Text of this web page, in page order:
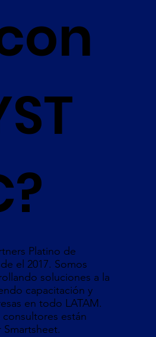
Platino de
el 2017. Somos
soluciones a la
capacitación y
en todo LATAM.
están